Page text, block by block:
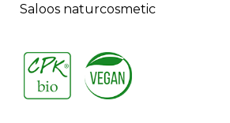
Saloos naturcosmetic